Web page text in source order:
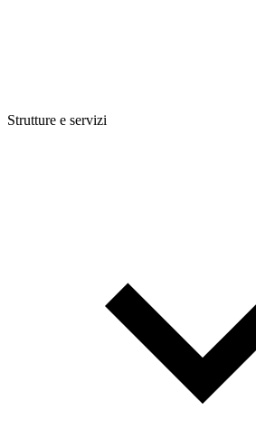
Strutture e servizi